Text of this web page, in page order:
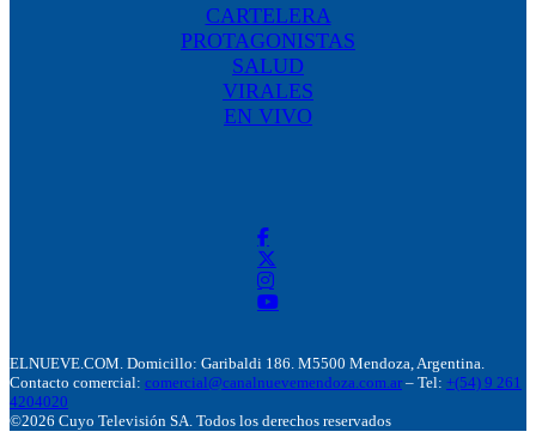
CARTELERA
PROTAGONISTAS
SALUD
VIRALES
EN VIVO
ELNUEVE.COM. Domicillo: Garibaldi 186. M5500 Mendoza, Argentina.
Contacto comercial: comercial@canalnuevemendoza.com.ar – Tel: +(54) 9 261
4204020
©2026 Cuyo Televisión SA. Todos los derechos reservados